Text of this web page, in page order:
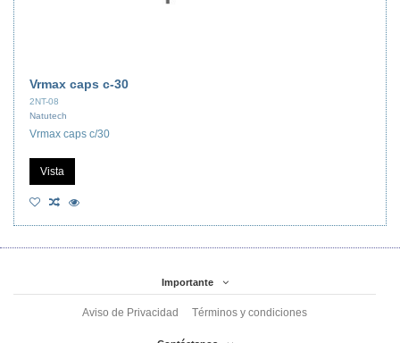
Vrmax caps c-30
2NT-08
Natutech
Vrmax caps c/30
Vista
Importante
Aviso de Privacidad Términos y condiciones